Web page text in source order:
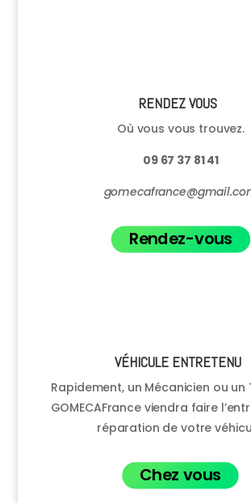
RENDEZ VOUS
Où vous vous trouvez.
09 67 37 81 41
Rendez-vous
VÉHICULE ENTRETENU
Rapidement, un Mécanicien ou un
GOMECAFrance viendra faire
réparation de votre
Chez vous